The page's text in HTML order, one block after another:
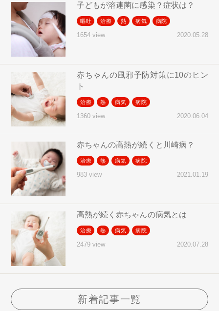
子どもが溶連菌に感染？症状は？
嘔吐 治療 熱 病気 病院
1654 view 2020.05.28
赤ちゃんの風邪予防対策に10のヒン
ト
治療 熱 病気 病院
1360 view 2020.06.04
赤ちゃんの高熱が続くと川崎病？
治療 熱 病気 病院
983 view 2021.01.19
高熱が続く赤ちゃんの病気とは
治療 熱 病気 病院
2479 view 2020.07.28
新着記事一覧